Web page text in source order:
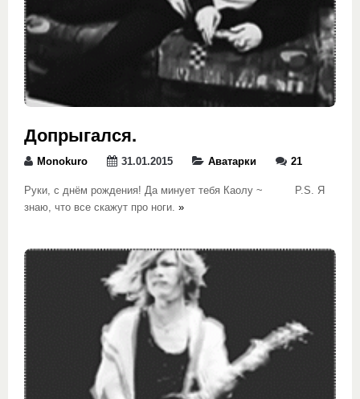
Допрыгался.
Monokuro 31.01.2015 Аватарки 21
Руки, с днём рождения! Да минует тебя Каолу ~ P.S. Я
знаю, что все скажут про ноги. »